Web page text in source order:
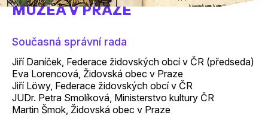
MUZEA V PRAZE
Současná správní rada
Jiří Daníček, Federace židovských obcí v ČR (předseda)
Eva Lorencová, Židovská obec v Praze
Jiří Löwy, Federace židovských obcí v ČR
JUDr. Petra Smolíková, Ministerstvo kultury ČR
Martin Šmok, Židovská obec v Praze